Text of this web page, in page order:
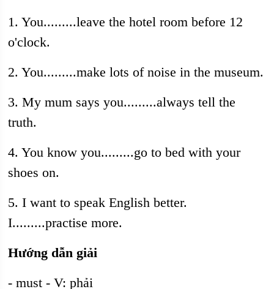
1. You.........leave the hotel room before 12
o'clock.
2. You.........make lots of noise in the museum.
3. My mum says you.........always tell the
truth.
4. You know you.........go to bed with your
shoes on.
5. I want to speak English better.
I.........practise more.
Hướng dẫn giải
- must - V: phải